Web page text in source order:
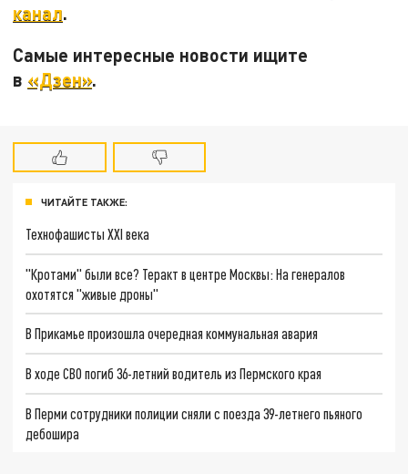
канал.
Самые интересные новости ищите
в «Дзен».
ЧИТАЙТЕ ТАКЖЕ:
Технофашисты XXI века
"Кротами" были все? Теракт в центре Москвы: На генералов
охотятся "живые дроны"
В Прикамье произошла очередная коммунальная авария
В ходе СВО погиб 36-летний водитель из Пермского края
В Перми сотрудники полиции сняли с поезда 39-летнего пьяного
дебошира